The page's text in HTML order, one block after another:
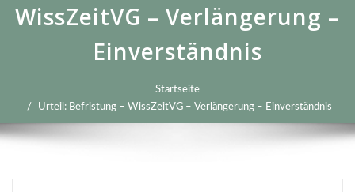
WissZeitVG – Verlängerung –
Einverständnis
Startseite
Urteil: Befristung – WissZeitVG – Verlängerung – Einverständnis